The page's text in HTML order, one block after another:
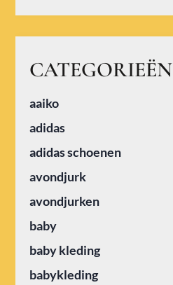
CATEGORIEËN
aaiko
adidas
adidas schoenen
avondjurk
avondjurken
baby
baby kleding
babykleding